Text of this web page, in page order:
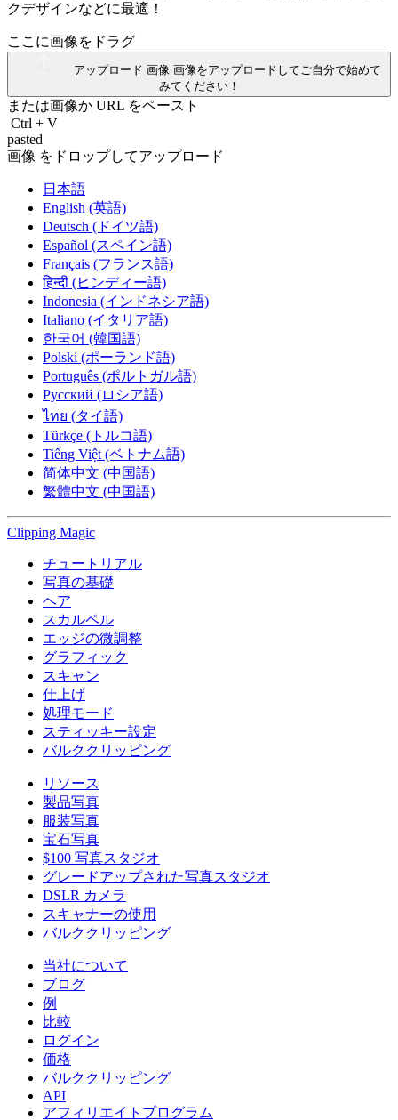
クデザインなどに最適！
ここに画像をドラグ
アップロード 画像 画像をアップロードしてご自分で始めて
みてください！
または画像か URL をペースト
Ctrl + V
pasted
画像 をドロップしてアップロード
日本語
English (英語)
Deutsch (ドイツ語)
Español (スペイン語)
Français (フランス語)
हिन्दी (ヒンディー語)
Indonesia (インドネシア語)
Italiano (イタリア語)
한국어 (韓国語)
Polski (ポーランド語)
Português (ポルトガル語)
Русский (ロシア語)
ไทย (タイ語)
Türkçe (トルコ語)
Tiếng Việt (ベトナム語)
简体中文 (中国語)
繁體中文 (中国語)
Clipping Magic
チュートリアル
写真の基礎
ヘア
スカルペル
エッジの微調整
グラフィック
スキャン
仕上げ
処理モード
スティッキー設定
バルククリッピング
リソース
製品写真
服装写真
宝石写真
$100 写真スタジオ
グレードアップされた写真スタジオ
DSLR カメラ
スキャナーの使用
バルククリッピング
当社について
ブログ
例
比較
ログイン
価格
バルククリッピング
API
アフィリエイトプログラム